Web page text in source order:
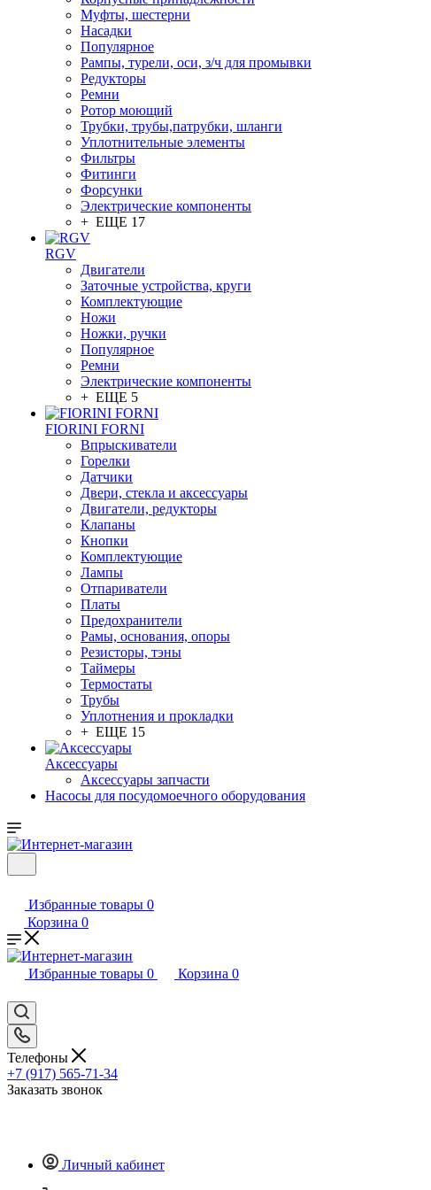
Муфты, шестерни
Насадки
Популярное
Рампы, турели, оси, з/ч для промывки
Редукторы
Ремни
Ротор моющий
Трубки, трубы,патрубки, шланги
Уплотнительные элементы
Фильтры
Фитинги
Форсунки
Электрические компоненты
+ ЕЩЕ 17
RGV
Двигатели
Заточные устройства, круги
Комплектующие
Ножи
Ножки, ручки
Популярное
Ремни
Электрические компоненты
+ ЕЩЕ 5
FIORINI FORNI
Впрыскиватели
Горелки
Датчики
Двери, стекла и аксессуары
Двигатели, редукторы
Клапаны
Кнопки
Комплектующие
Лампы
Отпариватели
Платы
Предохранители
Рамы, основания, опоры
Резисторы, тэны
Таймеры
Термостаты
Трубы
Уплотнения и прокладки
+ ЕЩЕ 15
Аксессуары
Аксессуары запчасти
Насосы для посудомоечного оборудования
Избранные товары 0
Корзина 0
Избранные товары 0 Корзина 0
Телефоны
+7 (917) 565-71-34
Заказать звонок
Личный кабинет